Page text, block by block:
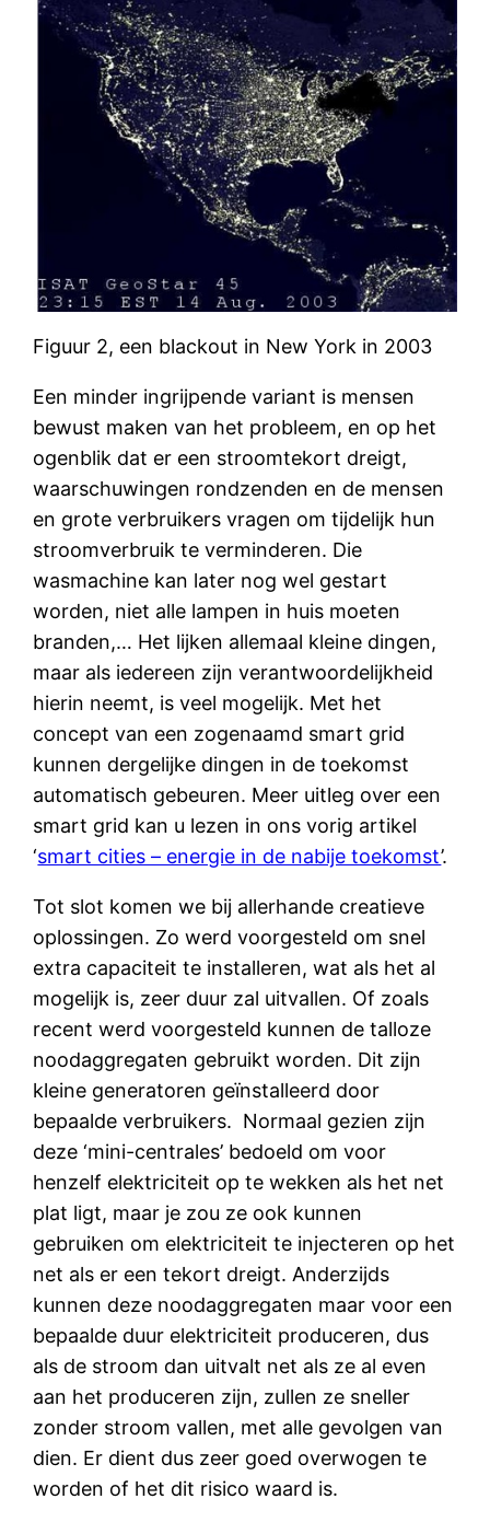
Figuur 2, een blackout in New York in 2003
Een minder ingrijpende variant is mensen
bewust maken van het probleem, en op het
ogenblik dat er een stroomtekort dreigt,
waarschuwingen rondzenden en de mensen
en grote verbruikers vragen om tijdelijk hun
stroomverbruik te verminderen. Die
wasmachine kan later nog wel gestart
worden, niet alle lampen in huis moeten
branden,… Het lijken allemaal kleine dingen,
maar als iedereen zijn verantwoordelijkheid
hierin neemt, is veel mogelijk. Met het
concept van een zogenaamd smart grid
kunnen dergelijke dingen in de toekomst
automatisch gebeuren. Meer uitleg over een
smart grid kan u lezen in ons vorig artikel
‘smart cities – energie in de nabije toekomst’.
Tot slot komen we bij allerhande creatieve
oplossingen. Zo werd voorgesteld om snel
extra capaciteit te installeren, wat als het al
mogelijk is, zeer duur zal uitvallen. Of zoals
recent werd voorgesteld kunnen de talloze
noodaggregaten gebruikt worden. Dit zijn
kleine generatoren geïnstalleerd door
bepaalde verbruikers. Normaal gezien zijn
deze ‘mini-centrales’ bedoeld om voor
henzelf elektriciteit op te wekken als het net
plat ligt, maar je zou ze ook kunnen
gebruiken om elektriciteit te injecteren op het
net als er een tekort dreigt. Anderzijds
kunnen deze noodaggregaten maar voor een
bepaalde duur elektriciteit produceren, dus
als de stroom dan uitvalt net als ze al even
aan het produceren zijn, zullen ze sneller
zonder stroom vallen, met alle gevolgen van
dien. Er dient dus zeer goed overwogen te
worden of het dit risico waard is.